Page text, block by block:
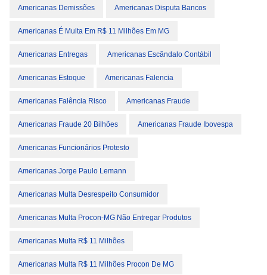
Americanas Demissões Americanas Disputa Bancos
Americanas É Multa Em R$ 11 Milhões Em MG
Americanas Entregas Americanas Escândalo Contábil
Americanas Estoque Americanas Falencia
Americanas Falência Risco Americanas Fraude
Americanas Fraude 20 Bilhões Americanas Fraude Ibovespa
Americanas Funcionários Protesto
Americanas Jorge Paulo Lemann
Americanas Multa Desrespeito Consumidor
Americanas Multa Procon-MG Não Entregar Produtos
Americanas Multa R$ 11 Milhões
Americanas Multa R$ 11 Milhões Procon De MG